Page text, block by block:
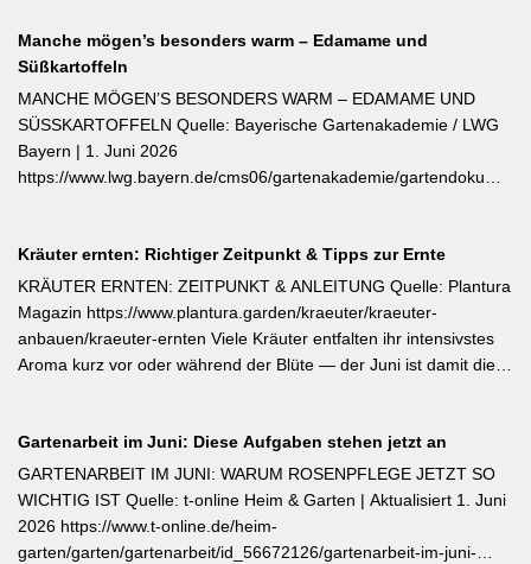
bis Mitte Juli abgeschlossen sein, damit sich die Pflanzen auf die
Überwinterung vorbereiten können. Der entscheidende Tipp für
öfterblühende Sorten: Verwelkte Blüten mit 2–3 Blattstielpaaren
darunter sofort abschneiden – das regt neue Knospen an und
verlängert die Blütezeit erheblich. [Thema-Tag: #Rosenpflege
#Pflanzenpflege #Gehölze]
Manche mögen’s besonders warm – Edamame und
Süßkartoffeln
MANCHE MÖGEN’S BESONDERS WARM – EDAMAME UND
SÜSSKARTOFFELN Quelle: Bayerische Gartenakademie / LWG
Bayern | 1. Juni 2026
https://www.lwg.bayern.de/cms06/gartenakademie/
ins Freiland. Edamame (Garten-Soja) kann direkt gesät oder
vorgezogen werden; Staffelsaaten sind bis Anfang Juli möglich,
die Ernte beginnt ab August. Süßkartoffeln sind ausschließlich als
Jungpflanzen erhältlich und benötigen Wärme, Sonne und einen
tiefen, durchlässigen Boden. Frisch geerntete Knollen müssen
Kräuter ernten: Richtiger Zeitpunkt & Tipps zur Ernte
KRÄUTER ERNTEN: ZEITPUNKT & ANLEITUNG Quelle: Plantura
Magazin https://www.plantura.garden/kraeuter/kraeuter-
anbauen/kraeuter-ernten Viele Kräuter entfalten ihr intensivstes
Aroma kurz vor oder während der Blüte — der Juni ist damit die
Abtrocknen des Taus, bevor die Mittagshitze ätherische Öle
verflüchtigt. Beim Schnitt empfehlen sich ganze Triebspitzen statt
einzelner Blätter — das fördert buschigen Neuaustrieb und
ermöglicht weitere Ernten im Sommer. Für die Trocknung werden
Büschel kopfüber an einem schattigen, luftigen Ort aufgehängt
Gartenarbeit im Juni: Diese Aufgaben stehen jetzt an
GARTENARBEIT IM JUNI: WARUM ROSENPFLEGE JETZT SO
WICHTIG IST Quelle: t-online Heim & Garten | Aktualisiert 1. Juni
2026 https://www.t-online.de/heim-
garten/garten/gartenarbeit/id_56672126/gartenarbeit-im-juni-